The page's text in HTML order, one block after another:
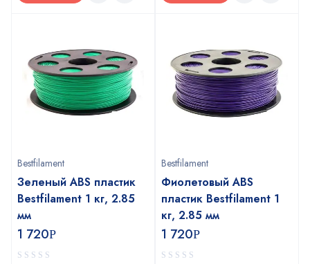
Bestfilament
Зеленый ABS пластик
Bestfilament 1 кг, 2.85
мм
1 720Р
Bestfilament
Фиолетовый ABS
пластик Bestfilament 1
кг, 2.85 мм
1 720Р